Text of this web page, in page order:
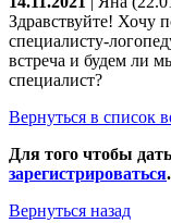
Здравствуйте! Хочу
специалисту-
встреча и будем ли
специалист?
Вернуться в список
Для того чтобы
зарегистрироваться.
Вернуться назад